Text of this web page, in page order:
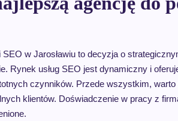
w Jarosławiu to decyzja o
Rynek usług SEO jest dynamiczny i
czynników. Przede wszystkim,
klientów. Doświadczenie w pracy z